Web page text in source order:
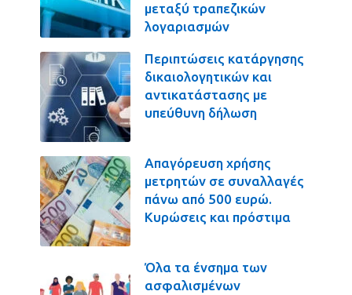
μεταξύ τραπεζικών
λογαριασμών
Περιπτώσεις κατάργησης
δικαιολογητικών και
αντικατάστασης με
υπεύθυνη δήλωση
Απαγόρευση χρήσης
μετρητών σε συναλλαγές
πάνω από 500 ευρώ.
Κυρώσεις και πρόστιμα
Όλα τα ένσημα των
ασφαλισμένων